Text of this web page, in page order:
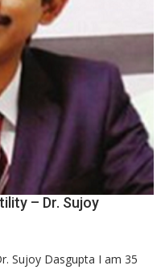
– Dr. Sujoy
Sujoy Dasgupta I am 35